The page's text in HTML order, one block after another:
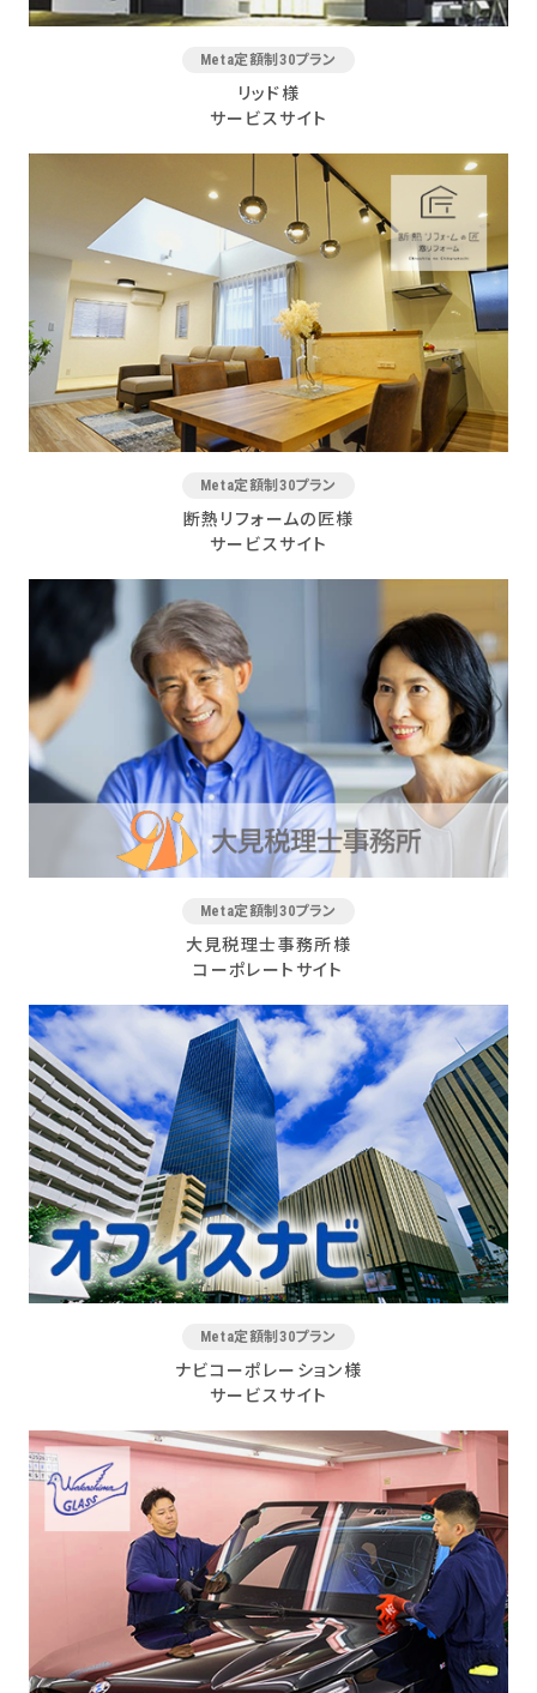
Meta定額制30プラン
リッド様
サービスサイト
Meta定額制30プラン
断熱リフォームの匠様
サービスサイト
Meta定額制30プラン
大見税理士事務所様
コーポレートサイト
Meta定額制30プラン
ナビコーポレーション様
サービスサイト